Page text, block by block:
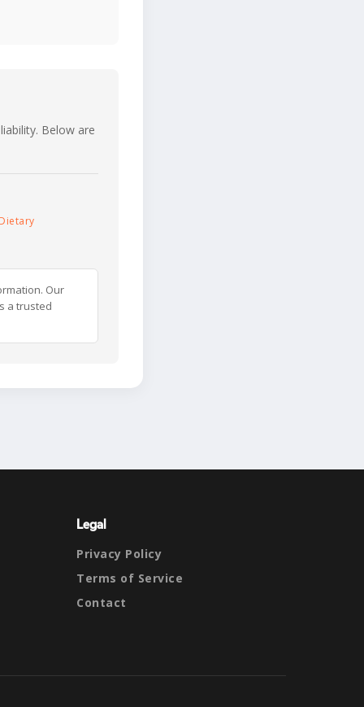
Below are
Our
a trusted
Legal
Privacy Policy
Terms of Service
Contact